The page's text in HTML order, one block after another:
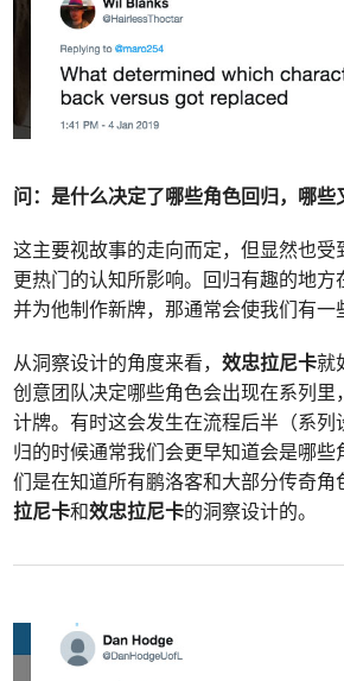
问： 是什么决定了哪些角色回归，哪些
这主要视故事的走向而定，但显然也
更热门的认知所影响。回归有趣的地
并为他制作新牌，那通常会使我们有一
从洞察设计的角度来看，效忠拉尼卡就
创意团队决定哪些角色会出现在系列
计牌。有时这会发生在流程后半（系列
归的时候通常我们会更早知道会是哪
们是在知道所有鹏洛客和大部分传奇角
拉尼卡和效忠拉尼卡的洞察设计的。